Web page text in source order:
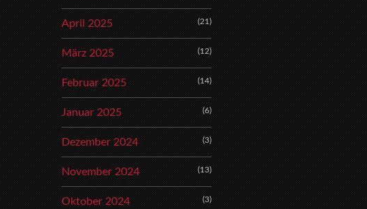
April 2025 (21)
März 2025 (12)
Februar 2025 (14)
Januar 2025 (6)
Dezember 2024 (3)
November 2024 (13)
Oktober 2024 (3)